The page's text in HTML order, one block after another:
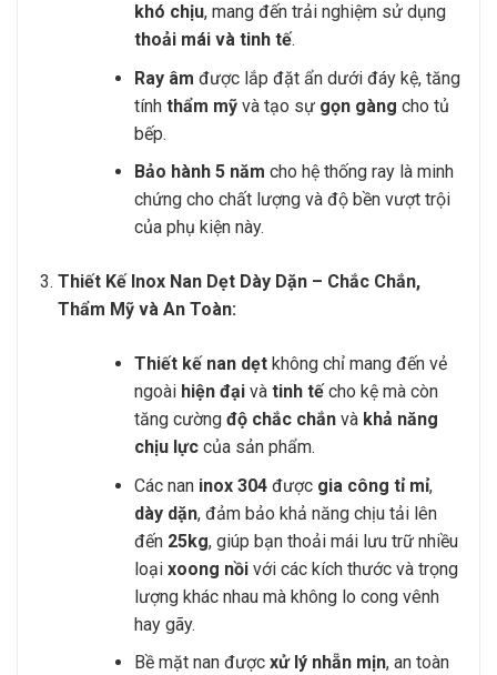
khó chịu, mang đến trải nghiệm sử dụng
thoải mái và tinh tế.
Ray âm được lắp đặt ẩn dưới đáy kệ, tăng
tính thẩm mỹvà tạo sự gọn gàng cho tủ
bếp.
Bảo hành 5 năm cho hệ thống ray là minh
chứng cho chất lượng và độ bền vượt trội
của phụ kiện này.
Thiết Kế Inox Nan Dẹt Dày Dặn – Chắc Chắn,
Thẩm Mỹ và An Toàn:
Thiết kế nan dẹtkhông chỉ mang đến vẻ
ngoài hiện đạivà tinh tếcho kệ mà còn
tăng cường độ chắc chắnvà khả năng
chịu lựccủa sản phẩm.
Các nan inox 304được gia công tỉ mỉ,
dày dặn, đảm bảo khả năng chịu tải lên
đến 25kg, giúp bạn thoải mái lưu trữ nhiều
loại xoong nồivới các kích thước và trọng
lượng khác nhau mà không lo cong vênh
hay gãy.
Bề mặt nan được xử lý nhẵn mịn, an toàn